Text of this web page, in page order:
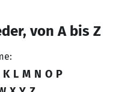
von A bis Z
K L M N O P